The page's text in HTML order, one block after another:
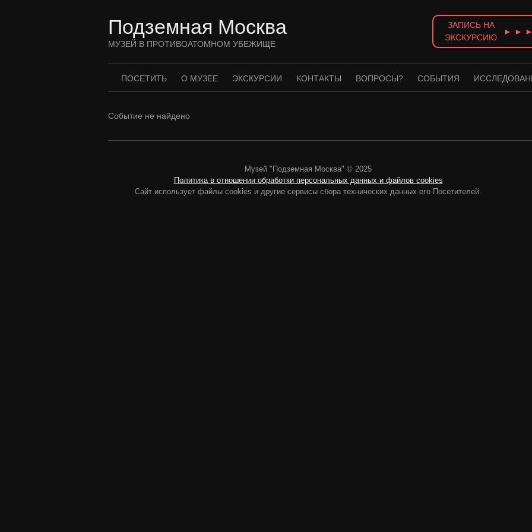
Подземная Москва
МУЗЕЙ В ПРОТИВОАТОМНОМ УБЕЖИЩЕ
ЗАПИСЬ НА
ЭКСКУРСИЮ
► ►
ПОСЕТИТЬ О МУЗЕЕ ЭКСКУРСИИ КОНТАКТЫ ВОПРОСЫ? СОБЫТИЯ
Событие не найдено
Музей "Подземная Москва" © 2025
Политика в отношении обработки персональных данных и файлов cookies
Сайт использует файлы cookies и другие сервисы сбора технических данных его Посетителей.